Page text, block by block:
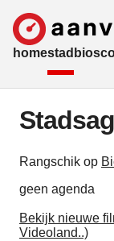
homestad
Rangschik op
geen agenda
Bekijk nieuwe
Videoland..)